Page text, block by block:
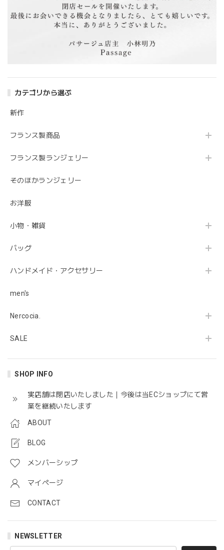
カテゴリから選ぶ
新作
フランス製商品
フランス製ランジェリー
そのほかランジェリー
お洋服
小物・雑貨
バッグ
ハンドメイド・アクセサリー
men's
Nercocia.
SALE
SHOP INFO
実店舗は閉店いたしました｜今後は当ECショップにて営
業を継続いたします
ABOUT
BLOG
メンバーシップ
マイページ
CONTACT
NEWSLETTER
そうですね！しっかりした生地感ですよね。通
だと思うので、お洒落に着こなして頂けるのを
楽しみにしております。 レビュー書いていただ
願い致します。
バルーンスリーブゆるニット（薄いブルー）
ルーグレーが素敵。
す😊 キレイなブルーですよね。温かくて良かっ
たです！ またお気に入りが見つかったら、よろ
まるでつけていないようなつけ心地。 くせになりそうで
そう！まさに！その感じ。 そう感じて下さった
ことが嬉しいです。 フィランディーズ独特の可
😊